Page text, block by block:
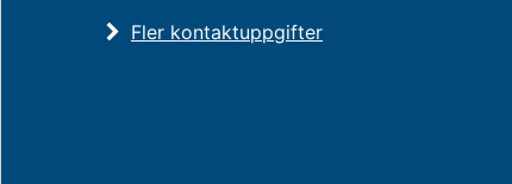
Fler kontaktuppgifter